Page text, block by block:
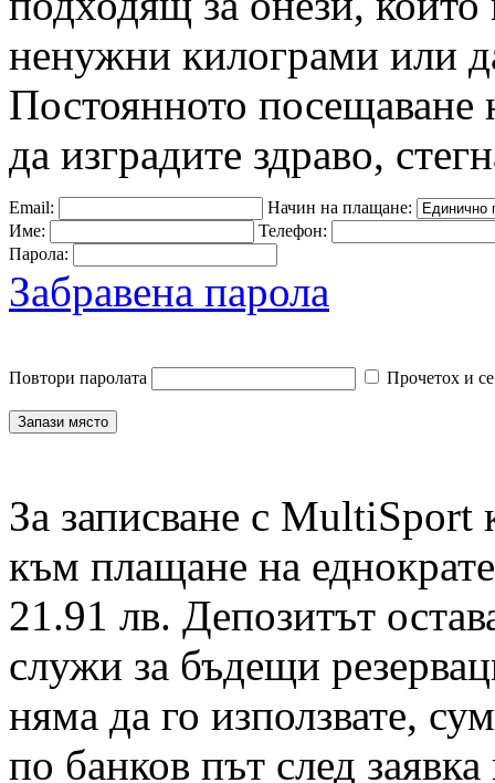
ненужни килограми или
Постоянното посещаване
да изградите здраво,
Email:
Начин на плащане:
Име:
Телефон:
Парола:
Забравена парола
Повтори паролата Прочетох и
За записване с MultiSport
към плащане на
21.91 лв. Депозитът
служи за бъдещи
няма да го използвате,
по банков път след